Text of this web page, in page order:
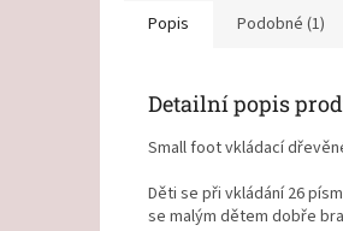
Popis Podobné (1)
Detailní popis
Small foot vkládací
Děti se při vkládání 26
se malým dětem dobře